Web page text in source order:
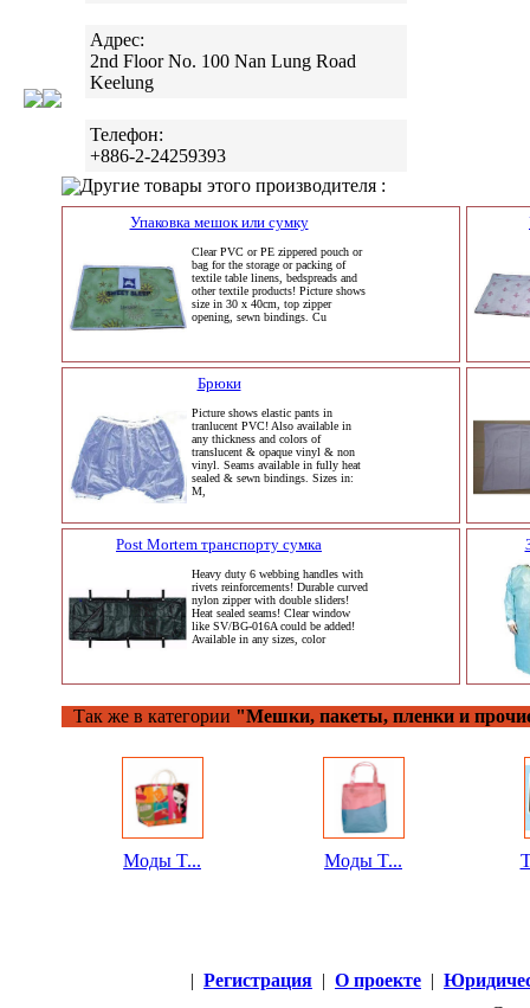
Адрес:
2nd Floor No. 100 Nan Lung Road
Keelung
Телефон:
+886-2-24259393
Другие товары этого производителя :
Упаковка мешок или сумку
Clear PVC or PE zippered pouch or
bag for the storage or packing of
textile table linens, bedspreads and
other textile products! Picture shows
size in 30 x 40cm, top zipper
opening, sewn bindings. Cu
Брюки
Picture shows elastic pants in
tranlucent PVC! Also available in
any thickness and colors of
translucent & opaque vinyl & non
vinyl. Seams available in fully heat
sealed & sewn bindings. Sizes in:
M,
Post Mortem транспорту сумка
Heavy duty 6 webbing handles with
rivets reinforcements! Durable curved
nylon zipper with double sliders!
Heat sealed seams! Clear window
like SV/BG-016A could be added!
Available in any sizes, color
Так же в категории "Мешки, пакеты, пленки и
Моды T... Моды T...
| Регистрация | О проекте |